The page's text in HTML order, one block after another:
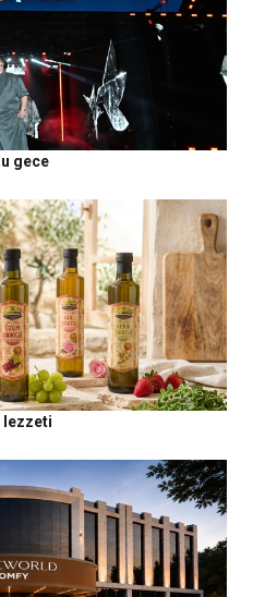
gece
lezzeti